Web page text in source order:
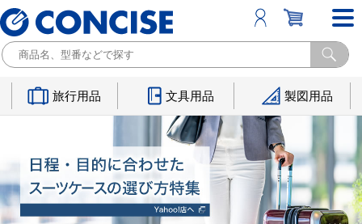
旅行用品 文具用品 製図用品